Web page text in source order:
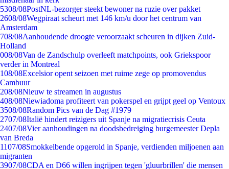
5308/08PostNL-bezorger steekt bewoner na ruzie over pakket
2608/08Wegpiraat scheurt met 146 km/u door het centrum van
Amsterdam
708/08Aanhoudende droogte veroorzaakt scheuren in dijken Zuid-
Holland
008/08Van de Zandschulp overleeft matchpoints, ook Griekspoor
verder in Montreal
108/08Excelsior opent seizoen met ruime zege op promovendus
Cambuur
208/08Nieuw te streamen in augustus
408/08Niewiadoma profiteert van pokerspel en grijpt geel op Ventoux
3508/08Random Pics van de Dag #1979
2707/08Italië hindert reizigers uit Spanje na migratiecrisis Ceuta
2407/08Vier aanhoudingen na doodsbedreiging burgemeester Depla
van Breda
1107/08Smokkelbende opgerold in Spanje, verdienden miljoenen aan
migranten
3907/08CDA en D66 willen ingrijpen tegen 'gluurbrillen' die mensen